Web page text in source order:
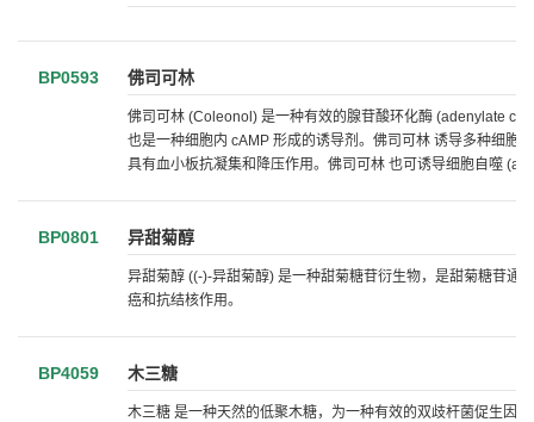
BP0593 佛司可林
佛司可林 (Coleonol) 是一种有效的腺苷酸环化酶 (adenylate
也是一种细胞内 cAMP 形成的诱导剂。佛司可林 诱导多种细胞
具有血小板抗凝集和降压作用。佛司可林 也可诱导细胞自噬
BP0801 异甜菊醇
异甜菊醇 ((-)-异甜菊醇) 是一种甜菊糖苷衍生物，是甜菊糖苷通
癌和抗结核作用。
BP4059 木三糖
木三糖 是一种天然的低聚木糖，为一种有效的双歧杆菌促生因